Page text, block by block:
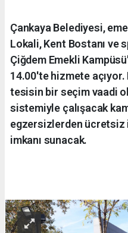
Çankaya Belediyesi,
Lokali, Kent Bostanı ve
Çiğdem Emekli
14.00'te hizmete açıyor.
tesisin bir seçim vaadi
sistemiyle çalışacak
egzersizlerden ücretsiz
imkanı sunacak.